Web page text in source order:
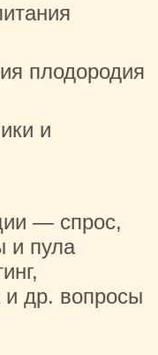
плодородия
и
— спрос,
и пула
и др. вопросы